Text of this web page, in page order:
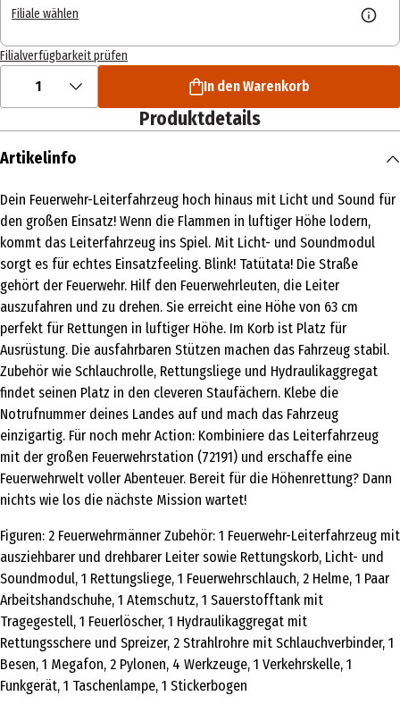
Filiale wählen
Filialverfügbarkeit prüfen
1 In den Warenkorb
Produktdetails
Artikelinfo
Dein Feuerwehr-Leiterfahrzeug hoch hinaus mit Licht und Sound für
den großen Einsatz! Wenn die Flammen in luftiger Höhe lodern,
kommt das Leiterfahrzeug ins Spiel. Mit Licht- und Soundmodul
sorgt es für echtes Einsatzfeeling. Blink! Tatütata! Die Straße
gehört der Feuerwehr. Hilf den Feuerwehrleuten, die Leiter
auszufahren und zu drehen. Sie erreicht eine Höhe von 63 cm
perfekt für Rettungen in luftiger Höhe. Im Korb ist Platz für
Ausrüstung. Die ausfahrbaren Stützen machen das Fahrzeug stabil.
Zubehör wie Schlauchrolle, Rettungsliege und Hydraulikaggregat
findet seinen Platz in den cleveren Staufächern. Klebe die
Notrufnummer deines Landes auf und mach das Fahrzeug
einzigartig. Für noch mehr Action: Kombiniere das Leiterfahrzeug
mit der großen Feuerwehrstation (72191) und erschaffe eine
Feuerwehrwelt voller Abenteuer. Bereit für die Höhenrettung? Dann
nichts wie los die nächste Mission wartet!
Figuren: 2 Feuerwehrmänner Zubehör: 1 Feuerwehr-Leiterfahrzeug mit
ausziehbarer und drehbarer Leiter sowie Rettungskorb, Licht- und
Soundmodul, 1 Rettungsliege, 1 Feuerwehrschlauch, 2 Helme, 1 Paar
Arbeitshandschuhe, 1 Atemschutz, 1 Sauerstofftank mit
Tragegestell, 1 Feuerlöscher, 1 Hydraulikaggregat mit
Rettungsschere und Spreizer, 2 Strahlrohre mit Schlauchverbinder, 1
Besen, 1 Megafon, 2 Pylonen, 4 Werkzeuge, 1 Verkehrskelle, 1
Funkgerät, 1 Taschenlampe, 1 Stickerbogen